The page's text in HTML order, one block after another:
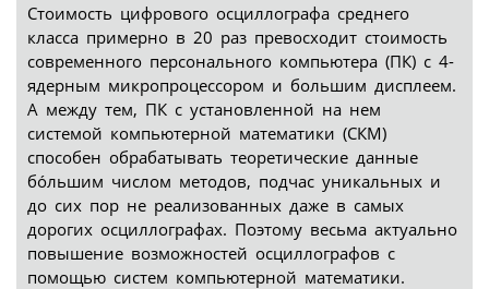
Стоимость цифрового осциллографа среднего
класса примерно в 20 раз превосходит стоимость
современного персонального компьютера (ПК) с 4-
ядерным микропроцессором и большим дисплеем.
А между тем, ПК с установленной на нем
системой компьютерной математики (СКМ)
способен обрабатывать теоретические данные
бóльшим числом методов, подчас уникальных и
до сих пор не реализованных даже в самых
дорогих осциллографах. Поэтому весьма актуально
повышение возможностей осциллографов с
помощью систем компьютерной математики.